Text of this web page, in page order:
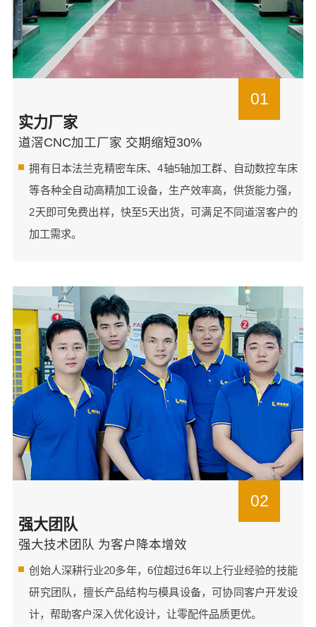
01
实力厂家
道滘CNC加工厂家 交期缩短30%
拥有日本法兰克精密车床、4轴5轴加工群、自动数控车床
等各种全自动高精加工设备，生产效率高，供货能力强，
2天即可免费出样，快至5天出货，可满足不同道滘客户的
加工需求。
02
强大团队
强大技术团队 为客户降本增效
创始人深耕行业20多年，6位超过6年以上行业经验的技能
研究团队，擅长产品结构与模具设备，可协同客户开发设
计，帮助客户深入优化设计，让零配件品质更优。